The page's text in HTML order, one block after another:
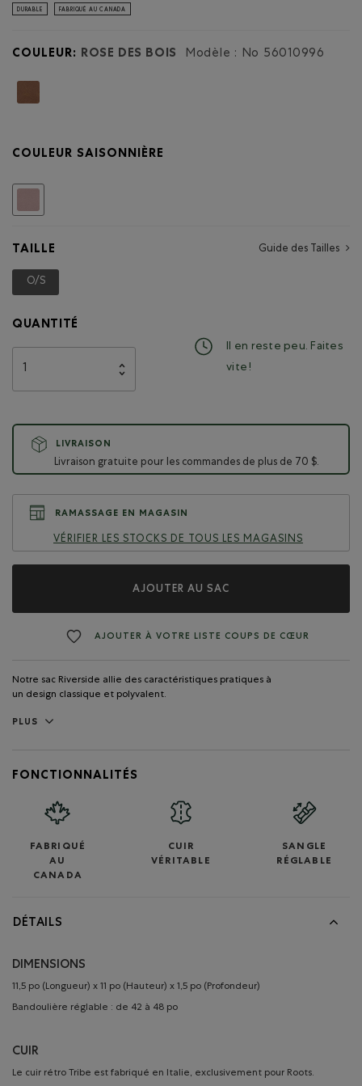
bandoulière
cuir
DURABLE FABRIQUÉ AU CANADA
COULEUR: ROSE DES BOIS Modèle : No 56010996
COULEUR SAISONNIÈRE
TAILLE Guide des Tailles
O/S
QUANTITÉ
Il en reste peu. Faites
vite !
LIVRAISON
Livraison gratuite pour les commandes de plus de 70 $.
RAMASSAGE EN MAGASIN
VÉRIFIER LES STOCKS DE TOUS LES MAGASINS
AJOUTER AU SAC
AJOUTER À VOTRE LISTE COUPS DE CŒUR
Notre sac Riverside allie des caractéristiques pratiques à
un design classique et polyvalent.
PLUS
FONCTIONNALITÉS
FABRIQUÉ
AU
CANADA
CUIR
VÉRITABLE
SANGLE
RÉGLABLE
DÉTAILS
DIMENSIONS
11,5 po (Longueur) x 11 po (Hauteur) x 1,5 po (Profondeur)
Bandoulière réglable : de 42 à 48 po
CUIR
Le cuir rétro Tribe est fabriqué en Italie, exclusivement pour Roots.